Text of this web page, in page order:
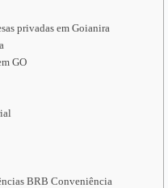
privadas em Goianira
GO
BRB Conveniência